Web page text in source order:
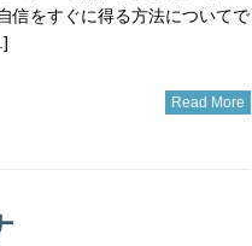
信をすぐに得る方法についてで
Read More